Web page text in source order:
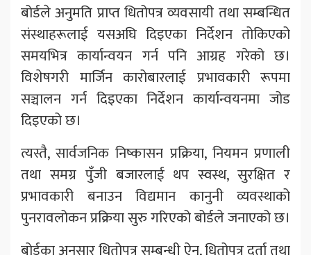
बोर्डले अनुमति प्राप्त धितोपत्र व्यवसायी तथा सम्बन्धित
संस्थाहरूलाई यसअघि दिइएका निर्देशन तोकिएको
समयभित्र कार्यान्वयन गर्न पनि आग्रह गरेको छ।
विशेषगरी मार्जिन कारोबारलाई प्रभावकारी रूपमा
सञ्चालन गर्न दिइएका निर्देशन कार्यान्वयनमा जोड
दिइएको छ।
त्यस्तै, सार्वजनिक निष्कासन प्रक्रिया, नियमन प्रणाली
तथा समग्र पुँजी बजारलाई थप स्वस्थ, सुरक्षित र
प्रभावकारी बनाउन विद्यमान कानुनी व्यवस्थाको
पुनरावलोकन प्रक्रिया सुरु गरिएको बोर्डले जनाएको छ।